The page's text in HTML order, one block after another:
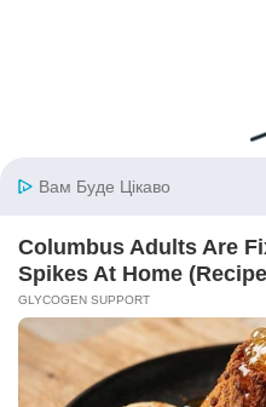
© 2026 iBilingua
Політика конфіденційності
сайтом (Privacy Policy)